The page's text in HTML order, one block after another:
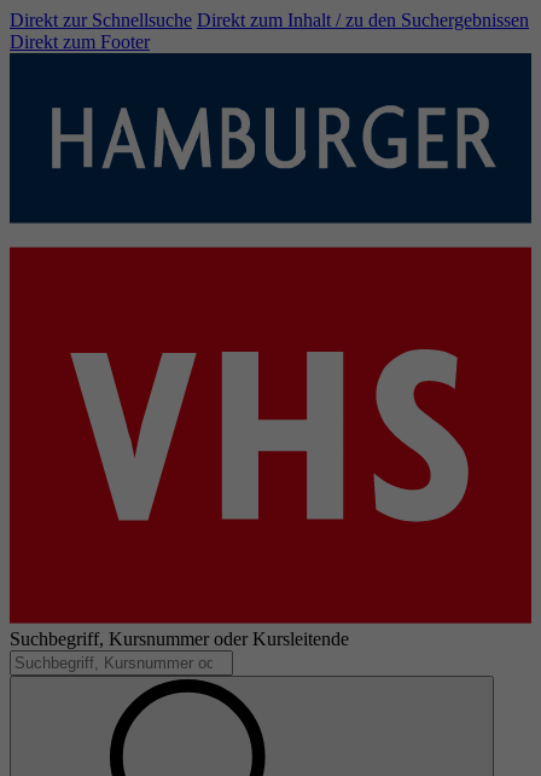
Direkt zur Schnellsuche Direkt zum Inhalt / zu den Suchergebnissen
Direkt zum Footer
Suchbegriff, Kursnummer oder Kursleitende